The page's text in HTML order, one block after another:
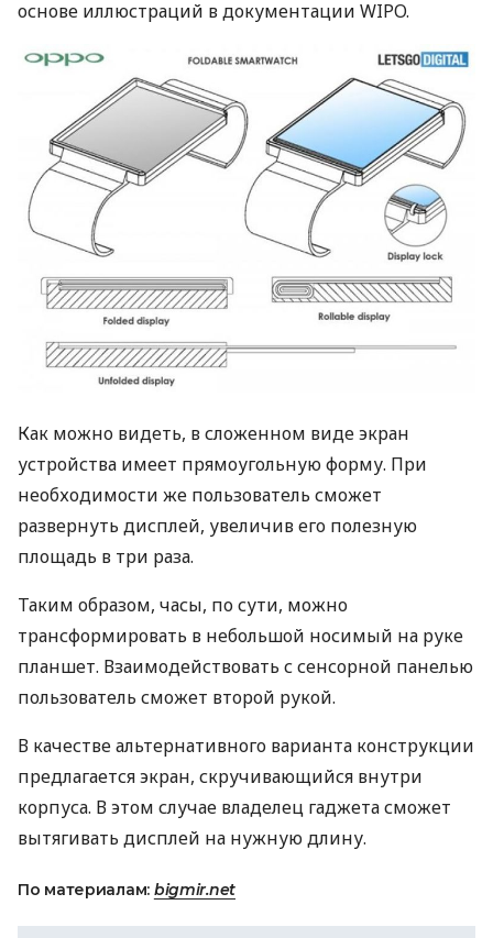
основе иллюстраций в документации WIPO.
Как можно видеть, в сложенном виде экран
устройства имеет прямоугольную форму. При
необходимости же пользователь сможет
развернуть дисплей, увеличив его полезную
площадь в три раза.
Таким образом, часы, по сути, можно
трансформировать в небольшой носимый на руке
планшет. Взаимодействовать с сенсорной панелью
пользователь сможет второй рукой.
В качестве альтернативного варианта конструкции
предлагается экран, скручивающийся внутри
корпуса. В этом случае владелец гаджета сможет
вытягивать дисплей на нужную длину.
По материалам: bigmir.net